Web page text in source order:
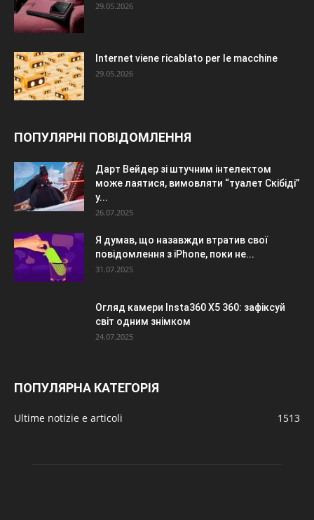
29.05.2026
Internet viene ricablato per le macchine
29.05.2026
ПОПУЛЯРНІ ПОВІДОМЛЕННЯ
Дарт Вейдер зі штучним інтелектом
може лаятися, вимовляти “туалет Скібіді”
у...
26.07.2025
Я думав, що назавжди втратив свої
повідомлення з iPhone, поки не...
31.07.2025
Огляд камери Insta360 X5 360: зафіксуй
світ одним знімком
24.07.2025
ПОПУЛЯРНА КАТЕГОРІЯ
Ultime notizie e articoli 1513